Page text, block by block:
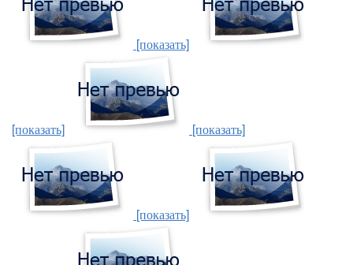
[показать]
[показать] [показать]
[показать]